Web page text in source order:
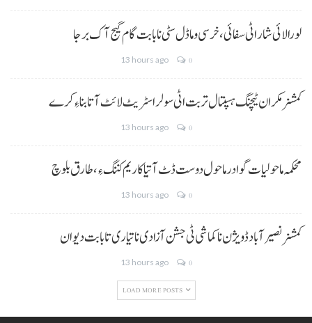
لورالائی شار اٹی سفائی، خرسی و ماڈل سٹی نا بابت گام گیج آک برجا
13 hours ago 0
کمشنر مکران ٹیچنگ ہسپتال تربت اٹی سولر اسٹریٹ لائٹ آتا بناءِ کرے
13 hours ago 0
محکمہ ماحولیات گوادر ماحول دوست ڈٹ آتیا کاریم کننگ ءِ، طارق بلوچ
13 hours ago 0
کمشنر نصیر آباد ڈویژن نا کماشی ٹی جشن آزادی نا تیاری تا بابت دیوان
13 hours ago 0
LOAD MORE POSTS